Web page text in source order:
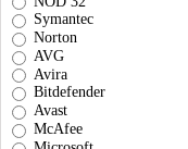
Symantec
Norton
AVG
Avira
Bitdefender
Avast
McAfee